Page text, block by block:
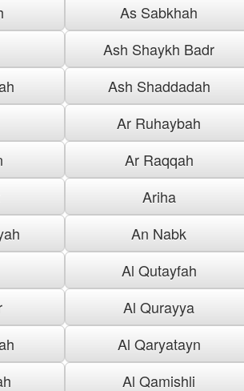
As Sabkhah
Ash Shaykh Badr
Ash Shaddadah
Ar Ruhaybah
Ar Raqqah
Ariha
An Nabk
Al Qutayfah
Al Qurayya
Al Qaryatayn
Al Qamishli